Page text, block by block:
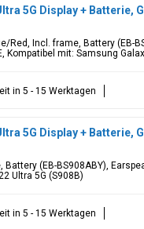
5G Display + Batterie,
Red, Incl. frame, Battery (EB-
Kompatibel mit: Samsung
in 5 - 15 Werktagen
5G Display + Batterie,
(EB-BS908ABY),
Ultra 5G (S908B)
in 5 - 15 Werktagen